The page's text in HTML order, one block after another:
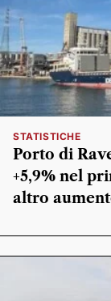
STATISTICHE
Porto di
+5,9% nel
altro